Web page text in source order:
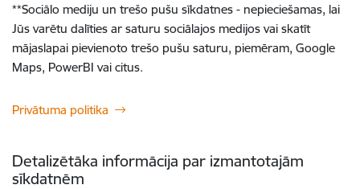
**Sociālo mediju un trešo pušu sīkdatnes - nepieciešamas, lai
Jūs varētu dalīties ar saturu sociālajos medijos vai skatīt
mājaslapai pievienoto trešo pušu saturu, piemēram, Google
Maps, PowerBI vai citus.
Privātuma politika
Detalizētāka informācija par izmantotajām
sīkdatnēm